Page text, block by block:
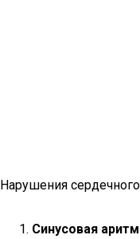
Нарушения
Синусовая